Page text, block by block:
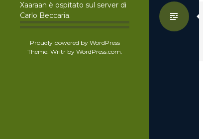
Xaaraan è ospitato sul server di
Carlo Beccaria.
Proudly powered by WordPress
Theme: Writr by WordPress.com.